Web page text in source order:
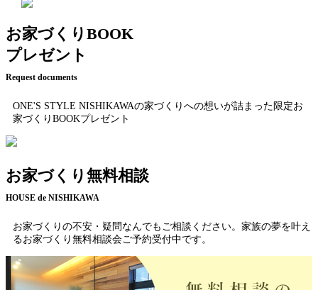
お家づくりBOOK
プレゼント
Request documents
ONE'S STYLE NISHIKAWAの家づくりへの想いが詰まった限定お
家づくりBOOKプレゼント
お家づくり無料相談
HOUSE de NISHIKAWA
お家づくりの不安・疑問なんでもご相談ください。家族の夢を叶え
るお家づくり無料相談会ご予約受付中です。